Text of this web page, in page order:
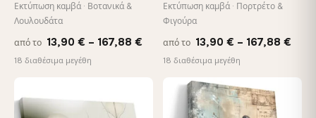
Εκτύπωση καμβά · Βοτανικά &
Λουλουδάτα
από το 13,90 € – 167,88 € Price
range:
18 διαθέσιμα μεγέθη
Εκτύπωση καμβά · Πορτρέτο &
Φιγούρα
από το 13,90 € – 167,88 €
18 διαθέσιμα μεγέθη
♡ ♡